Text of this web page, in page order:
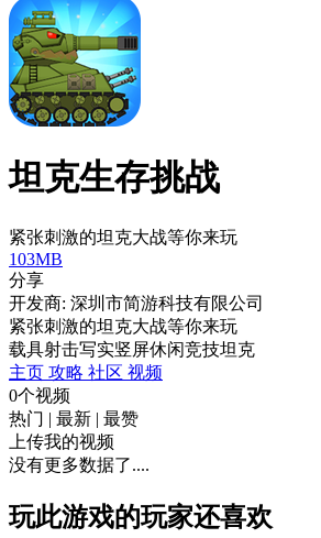
坦克生存挑战
紧张刺激的坦克大战等你来玩
103MB
分享
开发商: 深圳市简游科技有限公司
紧张刺激的坦克大战等你来玩
载具射击写实竖屏休闲竞技坦克
主页 攻略 社区 视频
0个视频
热门 | 最新 | 最赞
上传我的视频
没有更多数据了....
玩此游戏的玩家还喜欢